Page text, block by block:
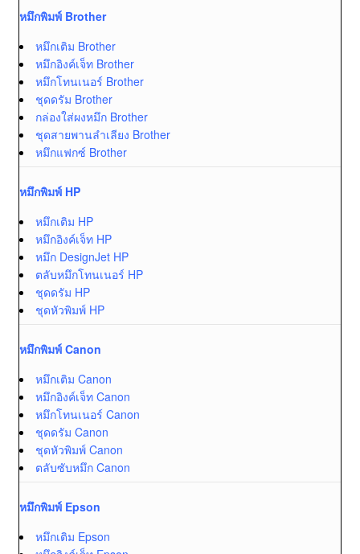
หมึกพิมพ์ Brother
หมึกเติม Brother
หมึกอิงค์เจ็ท Brother
หมึกโทนเนอร์ Brother
ชุดดรัม Brother
กล่องใส่ผงหมึก Brother
ชุดสายพานลำเลียง Brother
หมึกแฟกซ์ Brother
หมึกพิมพ์ HP
หมึกเติม HP
หมึกอิงค์เจ็ท HP
หมึก DesignJet HP
ตลับหมึกโทนเนอร์ HP
ชุดดรัม HP
ชุดหัวพิมพ์ HP
หมึกพิมพ์ Canon
หมึกเติม Canon
หมึกอิงค์เจ็ท Canon
หมึกโทนเนอร์ Canon
ชุดดรัม Canon
ชุดหัวพิมพ์ Canon
ตลับซับหมึก Canon
หมึกพิมพ์ Epson
หมึกเติม Epson